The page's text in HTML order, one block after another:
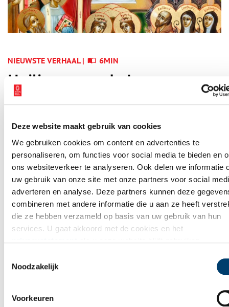
Deze website maakt gebruik van cookies
We gebruiken cookies om content en advertenties te
personaliseren, om functies voor social media te bieden en
ons websiteverkeer te analyseren. Ook delen we informatie
uw gebruik van onze site met onze partners voor social
adverteren en analyse. Deze partners kunnen deze
combineren met andere informatie die u aan ze heeft
die ze hebben verzameld op basis van uw gebruik van hun
services. U gaat akkoord met de cookies en het
Noodzakelijk
Voorkeuren
NIEUWSTE VERHAAL | 6MIN
Heiligen van de Lage
Landen I: van Cunera tot
WAAR BEN JIJ NU?
Verhalen op
de kaart
Op de verhalenkaart kan je precies zien wat zich vroeger
overal heeft afgespeeld. Bij jou in de buurt, maar ook op